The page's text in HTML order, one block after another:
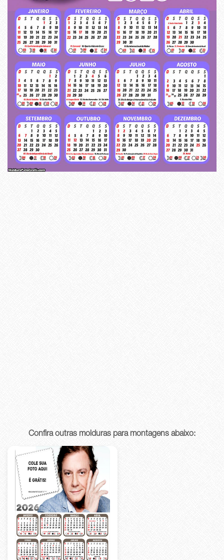
Confira outras molduras para montagens abaixo: